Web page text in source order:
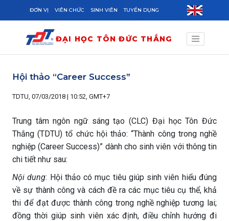
Skip to main content
ĐƠN VỊ VIÊN CHỨC SINH VIÊN TUYỂN DỤNG
ĐẠI HỌC TÔN ĐỨC THẮNG
Hội thảo “Career Success”
TDTU, 07/03/2018 | 10:52, GMT+7
Trung tâm ngôn ngữ sáng tạo (CLC) Đại học Tôn Đức
Thắng (TDTU) tổ chức hội thảo: “Thành công trong nghề
nghiệp (Career Success)” dành cho sinh viên với thông tin
chi tiết như sau:
Nội dung: Hội thảo có mục tiêu giúp sinh viên hiểu đúng
về sự thành công và cách đề ra các mục tiêu cụ thể, khả
thi để đạt được thành công trong nghề nghiệp tương lai;
đồng thời giúp sinh viên xác định, điều chỉnh hướng đi